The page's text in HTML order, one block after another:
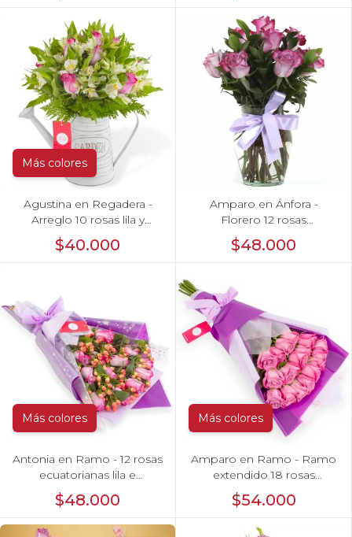
Más colores
Agustina en Regadera -
Arreglo 10 rosas lila y
astromelias
$40.000
Amparo en Ánfora -
Florero 12 rosas
ecuatorianas lila
$48.000
Más colores
Antonia en Ramo - 12 rosas
ecuatorianas lila e
hypericum
$48.000
Más colores
Amparo en Ramo - Ramo
extendido 18 rosas
ecuatorianas lila
$54.000